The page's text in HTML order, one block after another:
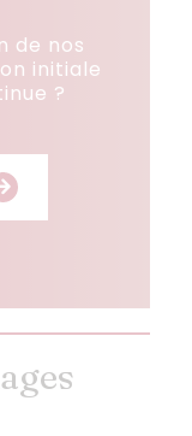
de nos
initiale
?